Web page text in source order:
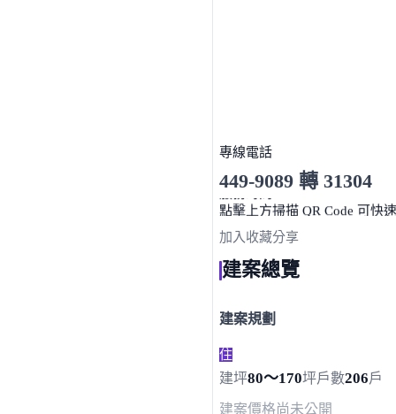
專線電話
449-9089 轉 31304
服務時間 10:00～19:00
加入收藏分享
建案總覽
建案規劃
住
建坪80～170坪戶數206戶
建案價格尚未公開